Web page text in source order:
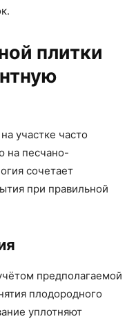
плитки
участке часто
на песчано-
сочетает
при правильной
предполагаемой
плодородного
уплотняют